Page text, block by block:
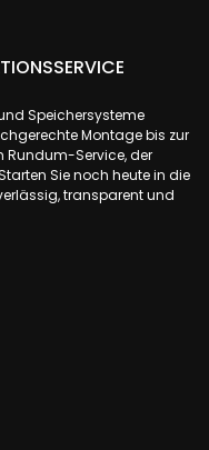
Speichersysteme
Montage bis zur
Rundum-Service, der
Sie noch heute in die
transparent und